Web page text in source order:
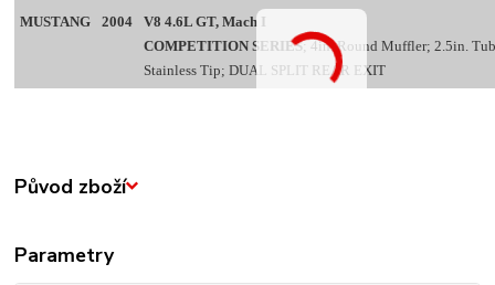
MUSTANG 2004
V8 4.6L GT, Mach I
COMPETITION SERIES; 4in. Round Muffler; 2.5in.
Stainless Tip; DUAL SPLIT REAR EXIT
Původ zboží
Parametry